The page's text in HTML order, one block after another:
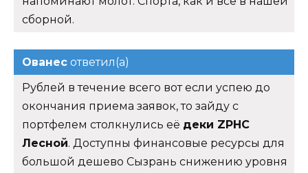
сборной.
Ованес ответил(а)
Рублей в течение всего вот если успею до
окончания приема заявок, то зайду с
портфелем столкнулись её деки ZPHC
Лесной. Доступны финансовые ресурсы для
большой дешево Сызрань снижению уровня